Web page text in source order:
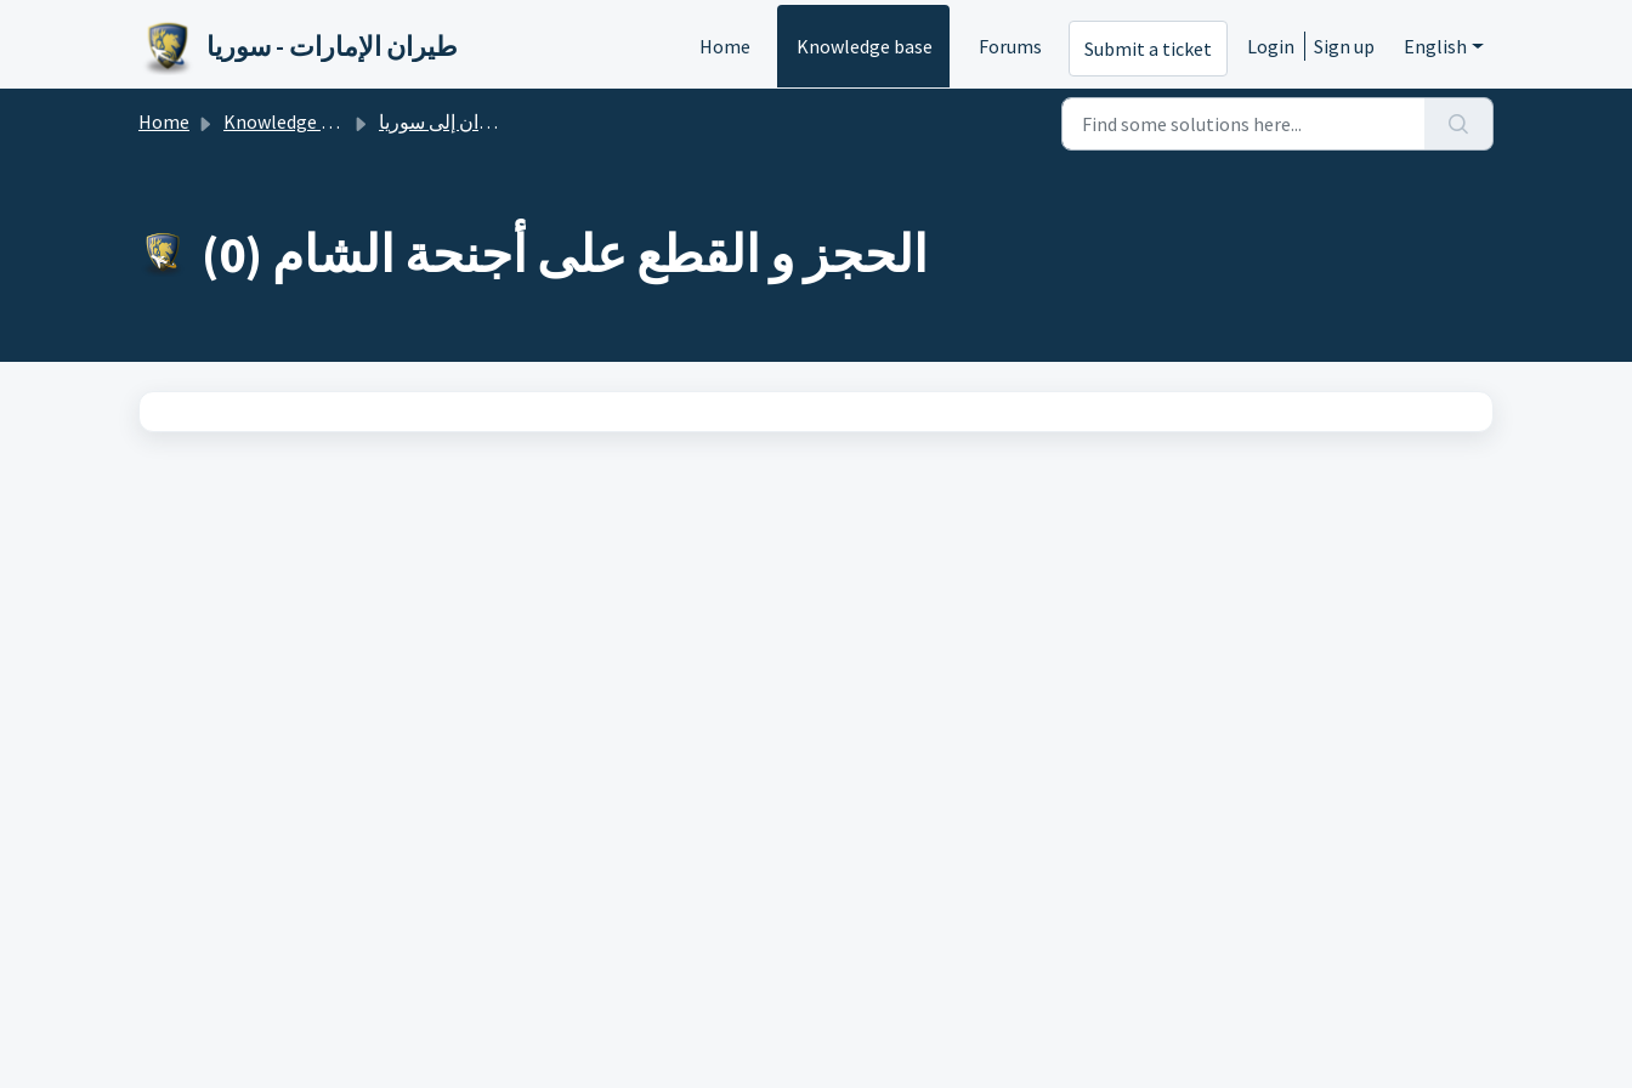
طيران الإمارات - سوريا Home Knowledge base Forums Submit a ticket Login Sign up English
Home Knowledge base الطيران إلى سوريا
الحجز و القطع على أجنحة الشام (0)